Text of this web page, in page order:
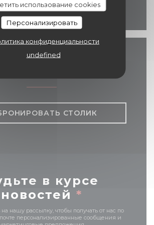
использование cookies
Персонализировать
конфиденциальности
undefined
Facebook
СТОЛИК
в курсе
новостей *
нашу рассылку, чтобы получать от нас по
персонализированные сообщения и